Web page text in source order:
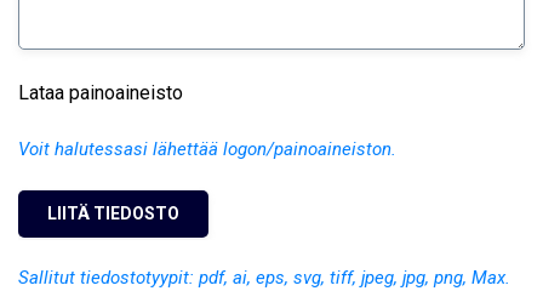
Lataa painoaineisto
Voit halutessasi lähettää logon/painoaineiston.
Sallitut tiedostotyypit: pdf, ai, eps, svg, tiff, jpeg, jpg, png, Max.